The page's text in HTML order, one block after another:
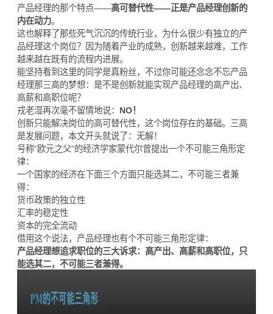
产品经理的那个特点——高可替代性——正是产品经理创新的
内在动力。
这也解释了那些死气沉沉的传统行业，为什么很少有独立的产
品经理这个岗位？因为随着产业的成熟，创新越来越难，工作
越来越在既有的流程内进展。
能坚持看到这里的同学是真粉丝，不过你可能还念念不忘产品
经理那三高的梦想：是不是创新就能实现产品经理的高产出、
高薪和高职位呢？
戎老湿再次毫不留情地说： NO！
创新只能解决岗位的高可替代性，这个岗位存在的基础。三高
是发展问题，本文开头就说了：无解！
号称“欧元之父”的经济学家蒙代尔曾提出一个不可能三角形定
律：
一个国家的经济在下面三个方面只能选其二，不可能三者兼
得：
货币政策的独立性
汇率的稳定性
资本的完全流动
借用这个说法，产品经理也有个不可能三角形定律：
产品经理想追求职位的三大诉求：高产出、高薪和高职位，只
能选其二，不可能三者兼得。